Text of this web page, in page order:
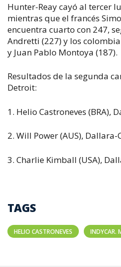
Hunter-Reay cayó al tercer
mientras que el francés
encuentra cuarto con 247,
Andretti (227) y los
y Juan Pablo Montoya (187).
Resultados de la segunda
Detroit:
1. Helio Castroneves (BRA),
2. Will Power (AUS), Dallara-
3. Charlie Kimball (USA),
TAGS
HELIO CASTRONEVES INDYCAR.